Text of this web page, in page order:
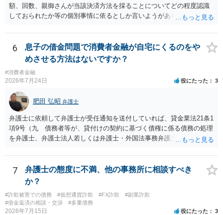
額、回数、親御さんが当該決済方法を採ることについてどの程度認識
しておられたか等の個別事情に依るとしか言いようがありません。 と
なって相談し、善後策を考えることをお勧めします。
6
息子の借金問題で消費者金融が自宅にくるのをや
めさせる方法はないですか？
#消費者金融
2026年7月24日 役にたった 3
肥田 弘昭 弁護士
弁護士に依頼して弁護士が受任通知を送付していれば、貸金業法21条1
項9号（九 債務者等が、貸付けの契約に基づく債権に係る債務の処理
を弁護士、弁護士法人若しくは弁護士・外国法事務弁護士共同法人若
等」という。）に委託し、又はその処理のため必要な裁判所における
民事事件に関する手続をとり、弁護士等又は裁判所から書面によりそ
の旨の通知があつた場合において、正当な理由がないのに、債務者等
に対し、電話をかけ、電報を送達し、若しくはファクシミリ装置を用
いて送信し、又は訪問する方法により、当該債務を弁済することを要
求し、これに対し債務者等から直接要求しないよう求められたにもか
7
弁護士の態度に不満、他の事務所に相談すべき
か？
#詐欺被害での債務 #仮想通貨詐欺 #FX詐欺
#副業詐欺
#借金返済の相談・交渉
#多重債務
2026年7月15日 役にたった 3